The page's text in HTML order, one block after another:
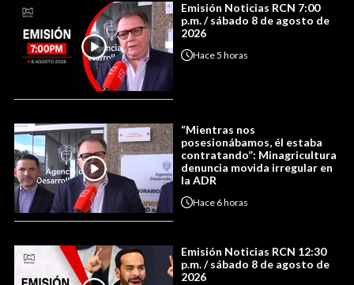
Emisión Noticias RCN 7:00
p.m. / sábado 8 de agosto de
2026
Hace5 horas
“Mientras nos
posesionábamos, él estaba
contratando”: Minagricultura
denuncia movida irregular en
la ADR
Hace 6 horas
Emisión Noticias RCN 12:30
p.m. / sábado 8 de agosto de
2026